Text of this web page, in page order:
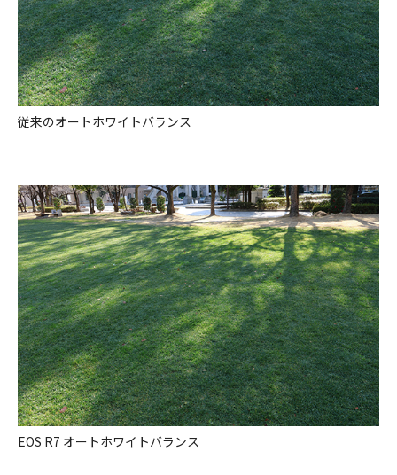
従来のオートホワイトバランス
EOS R7 オートホワイトバランス